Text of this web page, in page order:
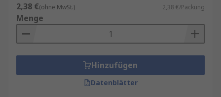
2,38 €(ohne MwSt.) 2,38 €/Packung
Menge
Hinzufügen
Datenblätter